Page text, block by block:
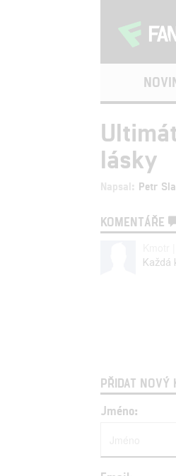
lásky
Napsal: Petr
KOMENTÁŘE
Každá
PŘIDAT NOVÝ
Jméno: